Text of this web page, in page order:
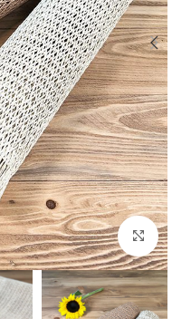
بزرگنمایی تصویر